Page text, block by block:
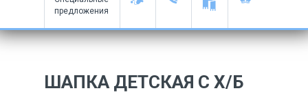
предложения
ШАПКА ДЕТСКАЯ С Х/Б